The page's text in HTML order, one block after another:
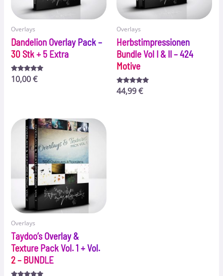
Overlays
Dandelion Overlay Pack –
30 Stk + 5 Extra
Bewertet
mit
10,00€
Overlays
Herbstimpressionen
Bundle Vol I & II – 424
Motive
Bewertet
mit
44,99€
Overlays
Taydoo’s Overlay &
Texture Pack Vol. 1 + Vol.
2 – BUNDLE